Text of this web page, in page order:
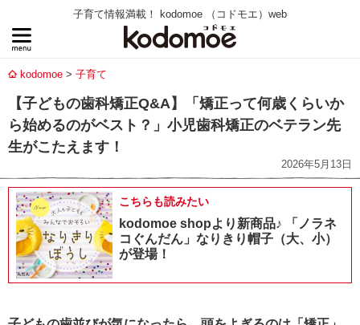
子育て情報満載！ kodomoe （コドモエ）web
kodomoe 子育て
【子どもの歯科矯正Q&A】「矯正って何歳くらいか
ら始めるのがベスト？」小児歯科矯正のベテラン先
生がこたえます！
2026年5月13日
こちらも読みたい
kodomoe shopより新商品♪ 「ノラネ
コぐんだん」なりきり帽子（大、小）
が登場！